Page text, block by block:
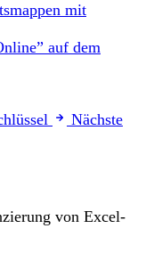
mit
auf dem
Nächste
von Excel-